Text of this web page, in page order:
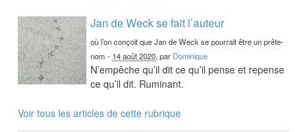
Jan de Weck se fait l’auteur
où l’on conçoit que Jan de Weck se pourrait être un prête-
nom - 14 août 2020, par Dominique
N’empêche qu’il dit ce qu’il pense et repense
ce qu’il dit. Ruminant.
Voir tous les articles de cette rubrique